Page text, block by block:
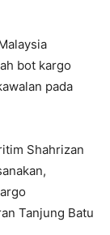
bot kargo
pada
Shahrizan
Tanjung Batu